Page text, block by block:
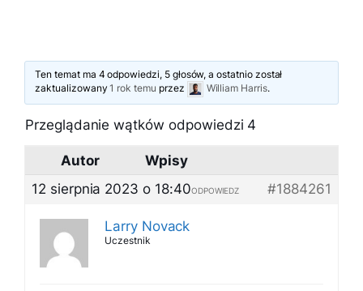
Ten temat ma 4 odpowiedzi, 5 głosów, a ostatnio został
zaktualizowany1 rok temu przez William Harris.
Przeglądanie wątków odpowiedzi 4
Autor
Wpisy
12 sierpnia 2023 o 18:40
#1884261
ODPOWIEDZ
Larry Novack
Uczestnik